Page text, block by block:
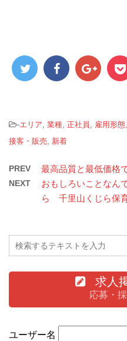
-エリア, 業種, 正社員 , 雇用形態,
接客・販売, 新着
PREV 最高品質と最低価格
NEXT
おもしろいことなん
ら 千里山くじら保
求人
応募・
ユーザー名